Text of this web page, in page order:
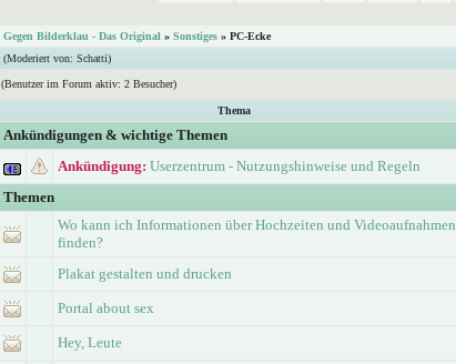
Gegen Bilderklau - Das Original » Sonstiges » PC-Ecke
(Moderiert von: Schatti)
(Benutzer im Forum aktiv: 2 Besucher)
Thema
Ankündigungen & wichtige Themen
Ankündigung: Userzentrum - Nutzungshinweise und Regeln
Themen
Wo kann ich Informationen über Hochzeiten und Videoaufnahmen
finden?
Plakat gestalten und drucken
Portal about sex
Hey, Leute